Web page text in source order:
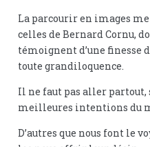
La parcourir en images me
celles de Bernard Cornu,
témoignent d’une finesse
toute grandiloquence.
Il ne faut pas aller
meilleures intentions du
D’autres que nous font le